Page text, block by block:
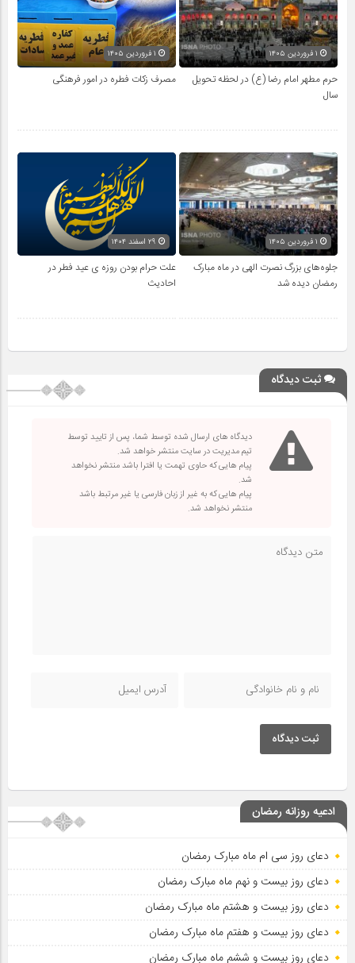
حرم مطهر امام رضا (ع) در لحظه تحویل
سال
مصرف زکات فطره در امور فرهنگی
جلوه‌های بزرگ نصرت الهی در ماه مبارک
رمضان دیده شد
علت حرام بودن روزه ی عید فطر در
احادیث
ثبت دیدگاه
دیدگاه های ارسال شده توسط شما، پس از تایید توسط
تیم مدیریت در سایت منتشر خواهد شد.
پیام هایی که حاوی تهمت یا افترا باشد منتشر نخواهد
شد.
پیام هایی که به غیر از زبان فارسی یا غیر مرتبط باشد
منتشر نخواهد شد.
ثبت دیدگاه
ادعیه روزانه رمضان
دعای روز سی ام ماه مبارک رمضان
دعای روز بیست و نهم ماه مبارک رمضان
دعای روز بیست و هشتم ماه مبارک رمضان
دعای روز بیست و هفتم ماه مبارک رمضان
دعای روز بیست و ششم ماه مبارک رمضان